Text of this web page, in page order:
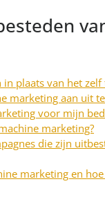
plaats van het zelf
marketing aan uit
voor mijn
marketing?
die zijn
marketing en